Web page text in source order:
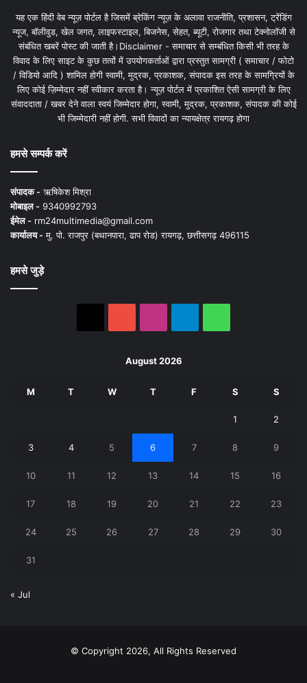
यह एक हिंदी वेब न्यूज़ पोर्टल है जिसमें ब्रेकिंग न्यूज़ के अलावा राजनीति, प्रशासन, ट्रेंडिंग
न्यूज, बॉलीवुड, खेल जगत, लाइफस्टाइल, बिजनेस, सेहत, ब्यूटी, रोजगार तथा टेक्नोलॉजी से
संबंधित खबरें पोस्ट की जाती है।Disclaimer - समाचार से सम्बंधित किसी भी तरह के
विवाद के लिए साइट के कुछ तत्वों में उपयोगकर्ताओं द्वारा प्रस्तुत सामग्री ( समाचार / फोटो
/ विडियो आदि ) शामिल होगी स्वामी, मुद्रक, प्रकाशक, संपादक इस तरह के सामग्रियों के
लिए कोई ज़िम्मेदार नहीं स्वीकार करता है। न्यूज़ पोर्टल में प्रकाशित ऐसी सामग्री के लिए
संवाददाता / खबर देने वाला स्वयं जिम्मेदार होगा, स्वामी, मुद्रक, प्रकाशक, संपादक की कोई
भी जिम्मेदारी नहीं होगी. सभी विवादों का न्यायक्षेत्र रायगढ़ होगा
हमसे सम्पर्क करें
संपादक -ऋषिकेश मिश्रा
मोबाइल - 9340992793
ईमेल - rm24multimedia@gmail.com
कार्यालय -मु. पो. राजपुर (बथानपारा, ढाप रोड) रायगढ़, छत्तीसगढ़ 496115
हमसे जुड़े
August 2026
M T W T F S S
1 2
3 4 5 6 7 8 9
10 11 12 13 14 15 16
17 18 19 20 21 22 23
24 25 26 27 28 29 30
31
« Jul
© Copyright 2026, All Rights Reserved